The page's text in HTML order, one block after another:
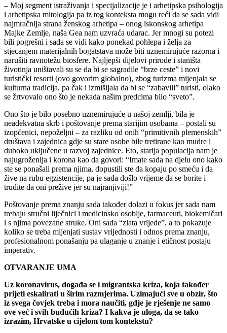
– Moj segment istraživanja i specijalizacije je i arhetipska psihologija
i arhetipska mitologija pa iz tog konteksta mogu reći da se sada vidi
najmračnija strana ženskog arhetipa – onog iskonskog arhetipa
Majke Zemlje, naša Gea nam uzvraća udarac. Jer mnogi su potezi
bili pogrešni i sada se vidi kako ponekad pohlepa i želja za
stjecanjem materijalnih bogatstava može biti uznemirujuće razorna i
narušiti ravnotežu biosfere. Najljepši dijelovi prirode i staništa
životinja uništavali su se da bi se sagradile “brze ceste” i novi
turistički resorti (ovo govorim globalno), zbog turizma mijenjala se
kulturna tradicija, pa čak i izmišljala da bi se “zabavili” turisti, olako
se žrtvovalo ono što je nekada našim predcima bilo “sveto”.
Ono što je bilo posebno uznemirujuće u našoj zemlji, bila je
neadekvatna skrb i poštovanje prema starijim osobama – postali su
izopćenici, nepoželjni – za razliku od onih “primitivnih plemenskih”
društava i zajednica gdje su stare osobe bile tretirane kao mudre i
duboko uključene u razvoj zajednice. Eto, starija populacija nam je
najugroženija i korona kao da govori: “Imate sada na djelu ono kako
ste se ponašali prema njima, dopustili ste da kopaju po smeću i da
žive na rubu egzistencije, pa je sada došlo vrijeme da se borite i
trudite da oni prežive jer su najranjiviji!”
Poštovanje prema znanju sada također dolazi u fokus jer sada nam
trebaju stručni liječnici i medicinsko osoblje, farmaceuti, biokemičari
i s njima povezane struke. Oni sada “zlata vrijede”, a to pokazuje
koliko se treba mijenjati sustav vrijednosti i odnos prema znanju,
profesionalnom ponašanju pa ulaganje u znanje i etičnost postaju
imperativ.
OTVARANJE UMA
Uz koronavirus, događa se i migrantska kriza, koja također
prijeti eskalirati u širim razmjerima. Uzimajući sve u obzir, što
iz svega čovjek treba i mora naučiti, gdje je rješenje ne samo
ove već i svih budućih kriza? I kakva je uloga, da se tako
izrazim, Hrvatske u cijelom tom kontekstu?